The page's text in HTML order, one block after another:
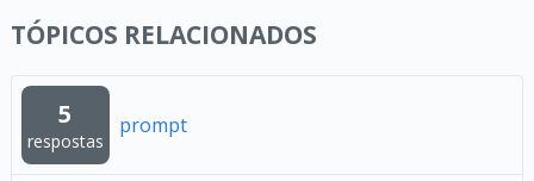
TÓPICOS RELACIONADOS
5
respostas
prompt